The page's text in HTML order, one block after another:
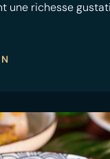
une richesse